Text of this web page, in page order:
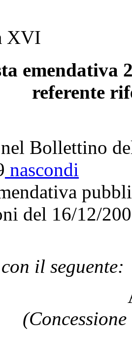
XVI
emendativa
referente
Bollettino
nascondi
del 16/12/
il seguente: